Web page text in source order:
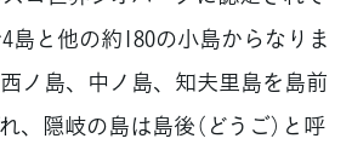
島と他の約180の小島からなりま
ノ島、中ノ島、知夫里島を島前
、隠岐の島は島後（どうご）と呼